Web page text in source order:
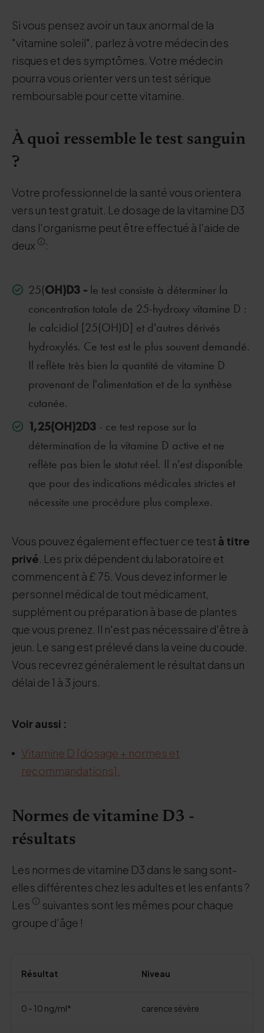
Si vous pensez avoir un taux anormal de la
"vitamine soleil", parlez à votre médecin des
risques et des symptômes. Votre médecin
pourra vous orienter vers un test sérique
remboursable pour cette vitamine.
À quoi ressemble le test sanguin
?
Votre professionnel de la santé vous orientera
vers un test gratuit. Le dosage de la vitamine D3
dans l'organisme peut être effectué à l'aide de
deux
:
25(OH)D3 - le test consiste à déterminer la
concentration totale de 25-hydroxy vitamine D :
le calcidiol [25(OH)D] et d'autres dérivés
hydroxylés. Ce test est le plus souvent demandé.
Il reflète très bien la quantité de vitamine D
provenant de l'alimentation et de la synthèse
cutanée.
1,25(OH)2D3 - ce test repose sur la
détermination de la vitamine D active et ne
reflète pas bien le statut réel. Il n'est disponible
que pour des indications médicales strictes et
nécessite une procédure plus complexe.
Vous pouvez également effectuer ce test à titre
privé. Les prix dépendent du laboratoire et
commencent à £ 75. Vous devez informer le
personnel médical de tout médicament,
supplément ou préparation à base de plantes
que vous prenez. Il n'est pas nécessaire d'être à
jeun. Le sang est prélevé dans la veine du coude.
Vous recevrez généralement le résultat dans un
délai de 1 à 3 jours.
Voir aussi :
Vitamine D [dosage + normes et
recommandations].
Normes de vitamine D3 -
résultats
Les normes de vitamine D3 dans le sang sont-
elles différentes chez les adultes et les enfants ?
Les
suivantes sont les mêmes pour chaque
groupe d'âge !
Résultat Niveau
0 - 10 ng/ml* carence sévère